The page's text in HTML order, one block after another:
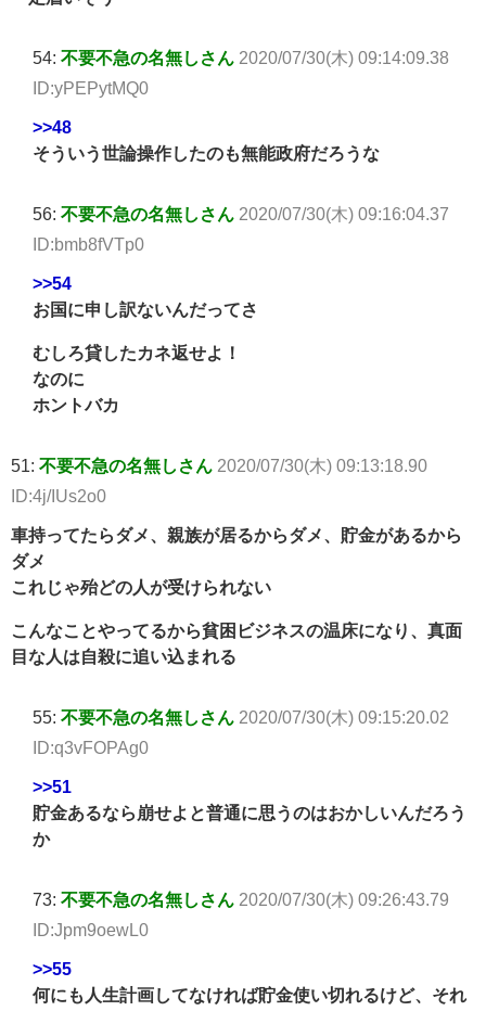
54: 不要不急の名無しさん 2020/07/30(木) 09:14:09.38
ID:yPEPytMQ0
>>48
そういう世論操作したのも無能政府だろうな
56: 不要不急の名無しさん 2020/07/30(木) 09:16:04.37
ID:bmb8fVTp0
>>54
お国に申し訳ないんだってさ
むしろ貸したカネ返せよ！
なのに
ホントバカ
51: 不要不急の名無しさん 2020/07/30(木) 09:13:18.90
ID:4j/IUs2o0
車持ってたらダメ、親族が居るからダメ、貯金があるから
ダメ
これじゃ殆どの人が受けられない
こんなことやってるから貧困ビジネスの温床になり、真面
目な人は自殺に追い込まれる
55: 不要不急の名無しさん 2020/07/30(木) 09:15:20.02
ID:q3vFOPAg0
>>51
貯金あるなら崩せよと普通に思うのはおかしいんだろう
か
73: 不要不急の名無しさん 2020/07/30(木) 09:26:43.79
ID:Jpm9oewL0
>>55
何にも人生計画してなければ貯金使い切れるけど、それ